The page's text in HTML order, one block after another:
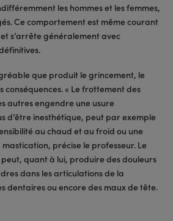
les hommes et les femmes,
Ce comportement est même courant
et s’arrête généralement avec
que produit le grincement, le
conséquences. « Le frottement des
autres engendre une usure
d’être inesthétique, peut par exemple
au chaud et au froid ou une
précise le professeur. Le
quant à lui, produire des douleurs
dans les articulations de la
dentaires ou encore des maux de tête.